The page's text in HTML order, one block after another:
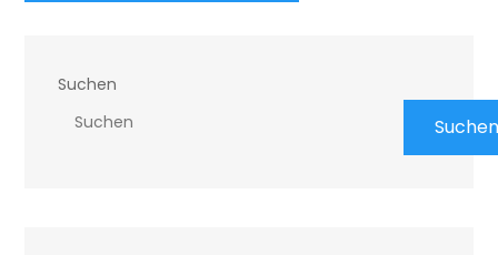
Suchen